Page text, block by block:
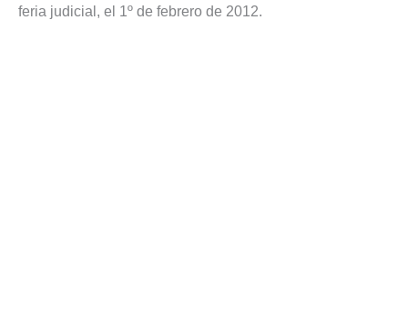
feria judicial, el 1º de febrero de 2012.